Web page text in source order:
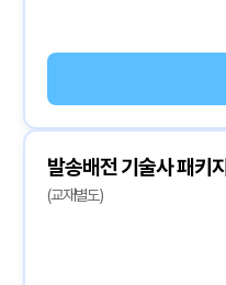
발송배전 기술사 패키지
(교재별도)